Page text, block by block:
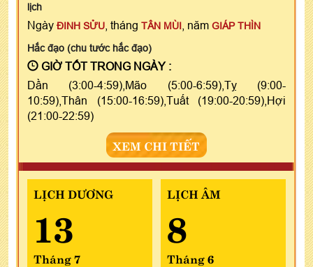
lịch
Ngày ĐINH SỬU , tháng TÂN MÙI , năm GIÁP THÌN
Hắc đạo (chu tước hắc đạo)
GIỜ TỐT TRONG NGÀY :
Dần (3:00-4:59),Mão (5:00-6:59),Tỵ (9:00-
10:59),Thân (15:00-16:59),Tuất (19:00-20:59),Hợi
(21:00-22:59)
XEM CHI TIẾT
LỊCH DƯƠNG
13
Tháng 7
LỊCH ÂM
8
Tháng 6